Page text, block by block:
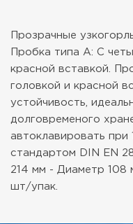
Прозрачные
Пробка типа А: С
красной вставкой.
головкой и красной
устойчивость,
долговременого
автоклавировать при
стандартом DIN EN
214 мм - Диаметр 108
шт/упак.